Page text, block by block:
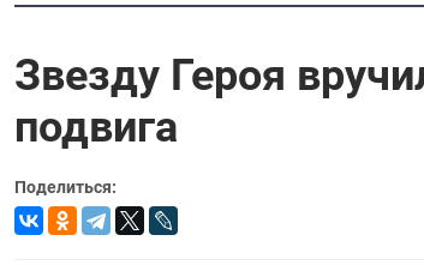
Звезду Героя
подвига
Поделиться: